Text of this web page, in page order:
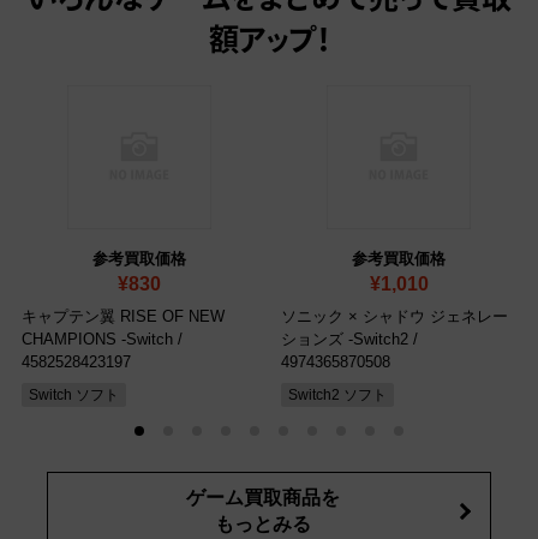
額アップ！
参考買取価格
¥830
キャプテン翼 RISE OF NEW
CHAMPIONS -Switch /
4582528423197
Switch ソフト
参考買取価格
¥1,010
ソニック × シャドウ ジェネレー
ションズ -Switch2 /
4974365870508
Switch2 ソフト
ゲーム買取商品を
もっとみる